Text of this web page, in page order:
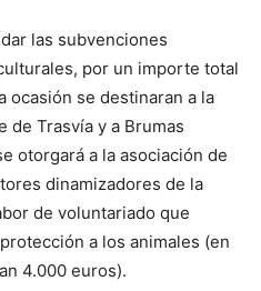
las subvenciones
por un importe total
ocasión se destinaran a la
de Trasvía y a Brumas
otorgará a la asociación de
dinamizadores de la
de voluntariado que
a los animales (en
4.000 euros).